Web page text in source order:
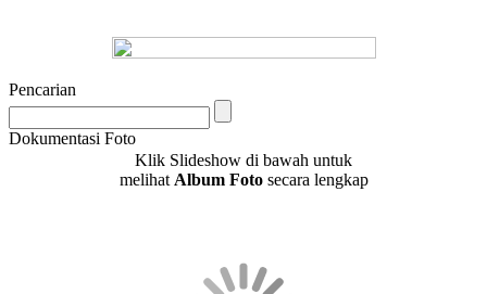
Pencarian
Dokumentasi Foto
Klik Slideshow di bawah untuk
melihat Album Fotosecara lengkap